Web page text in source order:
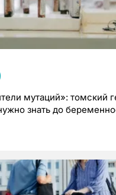
мутаций»: томский
знать до